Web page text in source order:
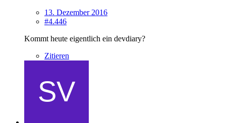
13. Dezember 2016
#4.446
Kommt heute eigentlich ein devdiary?
Zitieren